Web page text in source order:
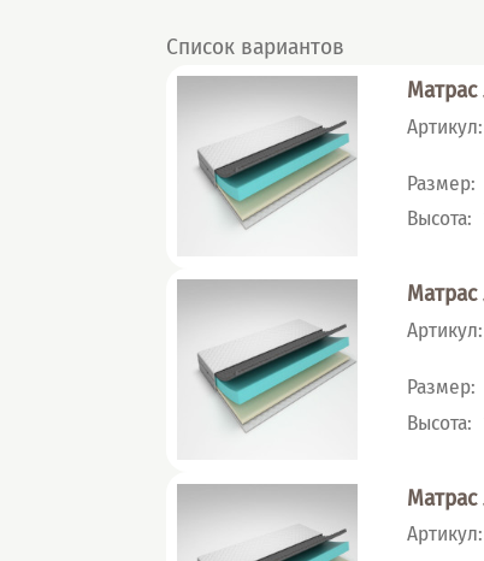
Список вариантов
Матрас
Артикул:
Размер:
Высота:
Матрас
Артикул:
Размер:
Высота:
Матрас
Артикул: